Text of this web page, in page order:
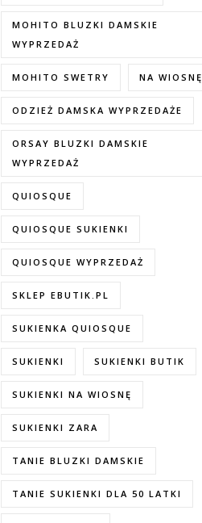
MOHITO BLUZKI DAMSKIE
WYPRZEDAŻ
MOHITO SWETRY NA WIOSNĘ
ODZIEŻ DAMSKA WYPRZEDAŻE
ORSAY BLUZKI DAMSKIE
WYPRZEDAŻ
QUIOSQUE
QUIOSQUE SUKIENKI
QUIOSQUE WYPRZEDAŻ
SKLEP EBUTIK.PL
SUKIENKA QUIOSQUE
SUKIENKI SUKIENKI BUTIK
SUKIENKI NA WIOSNĘ
SUKIENKI ZARA
TANIE BLUZKI DAMSKIE
TANIE SUKIENKI DLA 50 LATKI